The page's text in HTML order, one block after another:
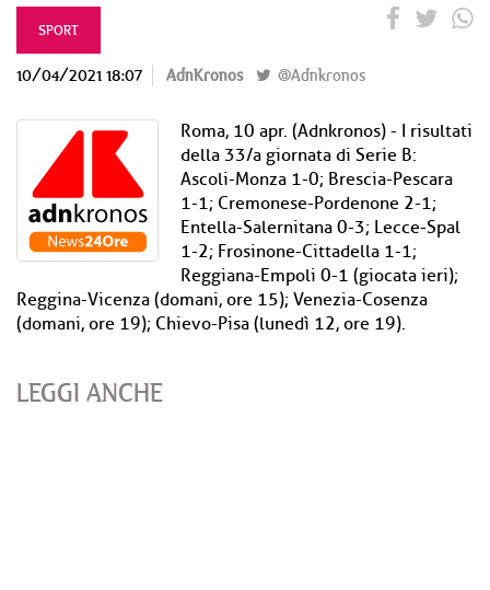
SPORT
10/04/2021 18:07 AdnKronos @Adnkronos
Roma, 10 apr. (Adnkronos) - I risultati
della 33/a giornata di Serie B:
Ascoli-Monza 1-0; Brescia-Pescara
1-1; Cremonese-Pordenone 2-1;
Entella-Salernitana 0-3; Lecce-Spal
1-2; Frosinone-Cittadella 1-1;
Reggiana-Empoli 0-1 (giocata ieri);
Reggina-Vicenza (domani, ore 15); Venezia-Cosenza
(domani, ore 19); Chievo-Pisa (lunedì 12, ore 19).
LEGGI ANCHE